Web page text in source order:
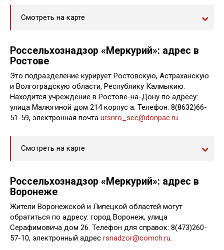
Смотреть на карте
Россельхознадзор «Меркурий»: адрес в
Ростове
Это подразделение курирует Ростовскую, Астраханскую
и Волгоградскую области, Республику Калмыкию.
Находится учреждение в Ростове-на-Дону по адресу:
улица Малюгиной дом 214 корпус а. Телефон: 8(8632)66-
51-59, электронная почта ursnro_sec@donpac.ru.
Смотреть на карте
Россельхознадзор «Меркурий»: адрес в
Воронеже
Жители Воронежской и Липецкой областей могут
обратиться по адресу: город Воронеж, улица
Серафимовича дом 26. Телефон для справок: 8(473)260-
57-10, электронный адрес rsnadzor@comch.ru.